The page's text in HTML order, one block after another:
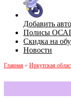
Добавить
Полисы
Скидка на
Новости
Главная » Иркутская